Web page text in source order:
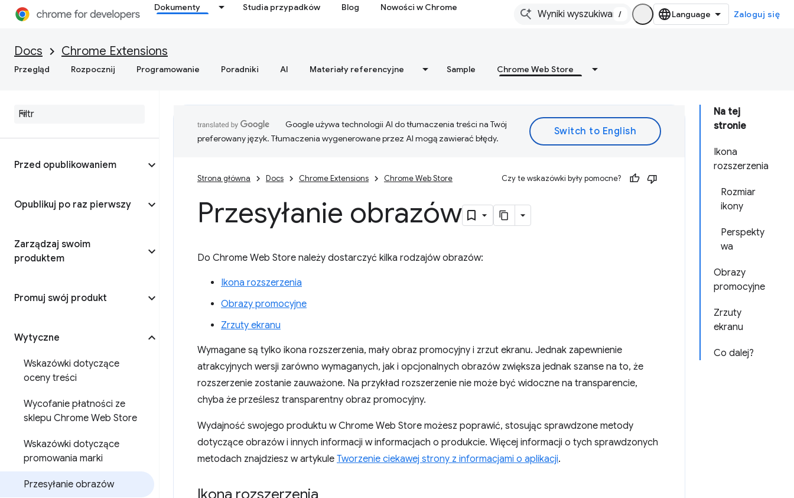
Dokumenty Studia przypadków Blog Nowości w Chrome
/ Zaloguj się
Docs Chrome Extensions
Przegląd Rozpocznij Programowanie Poradniki AI Materiały referencyjne Sample Chrome Web Store
Przed opublikowaniem
Opublikuj po raz pierwszy
Zarządzaj swoim
produktem
Promuj swój produkt
Wytyczne
Wskazówki dotyczące
oceny treści
Wycofanie płatności ze
sklepu Chrome Web Store
Wskazówki dotyczące
promowania marki
Przesyłanie obrazów
Na tej
stronie
Ikona
rozszerzenia
Rozmiar
ikony
Perspekty
wa
Obrazy
promocyjne
Zrzuty
ekranu
Co dalej?
Google używa technologii AI do tłumaczenia treści na Twój
preferowany język. Tłumaczenia wygenerowane przez AI mogą zawierać błędy.
Strona główna Docs Chrome Extensions Chrome Web Store Czy te wskazówki były pomocne?
Przesyłanie obrazów
Do Chrome Web Store należy dostarczyć kilka rodzajów obrazów:
Ikona rozszerzenia
Obrazy promocyjne
Zrzuty ekranu
Wymagane są tylko ikona rozszerzenia, mały obraz promocyjny i zrzut ekranu. Jednak zapewnienie
atrakcyjnych wersji zarówno wymaganych, jak i opcjonalnych obrazów zwiększa jednak szanse na to, że
rozszerzenie zostanie zauważone. Na przykład rozszerzenie nie może być widoczne na transparencie,
chyba że prześlesz transparentny obraz promocyjny.
Wydajność swojego produktu w Chrome Web Store możesz poprawić, stosując sprawdzone metody
dotyczące obrazów i innych informacji w informacjach o produkcie. Więcej informacji o tych sprawdzonych
metodach znajdziesz w artykule Tworzenie ciekawej strony z informacjami o aplikacji.
Ikona rozszerzenia